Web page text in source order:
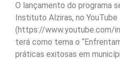
O lançamento do programa
Instituto Alziras, no YouTube
(https://www.youtube.com/
terá como tema o
práticas exitosas em